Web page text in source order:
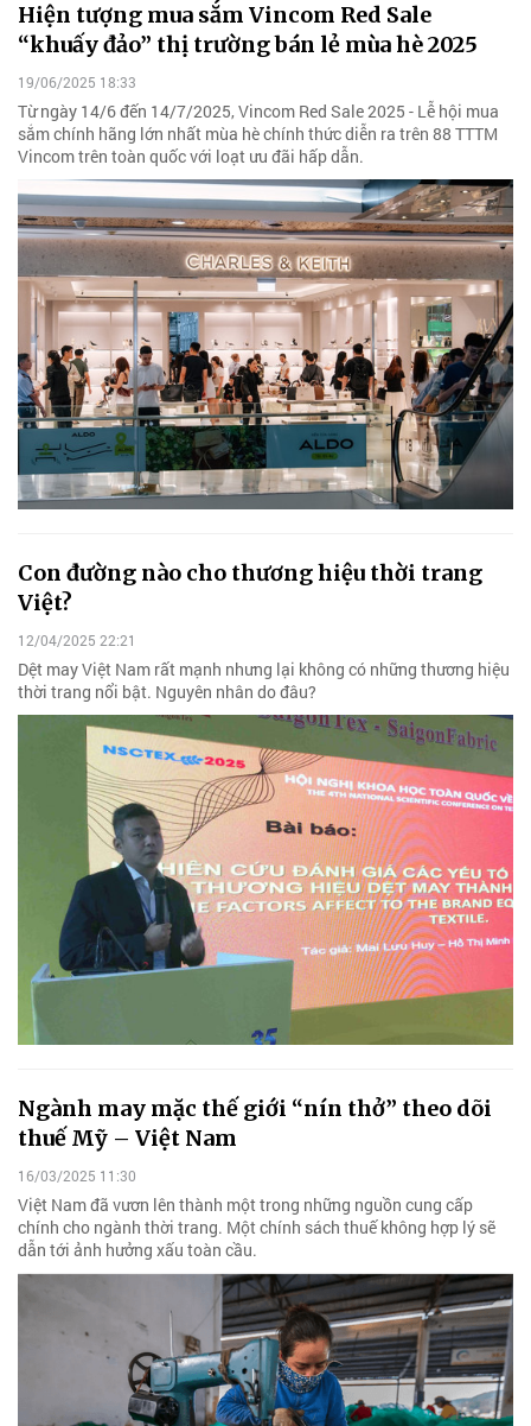
Hiện tượng mua sắm Vincom Red Sale
“khuấy đảo” thị trường bán lẻ mùa hè 2025
19/06/2025 18:33
Từ ngày 14/6 đến 14/7/2025, Vincom Red Sale 2025 - Lễ hội mua
sắm chính hãng lớn nhất mùa hè chính thức diễn ra trên 88 TTTM
Vincom trên toàn quốc với loạt ưu đãi hấp dẫn.
Con đường nào cho thương hiệu thời trang
Việt?
12/04/2025 22:21
Dệt may Việt Nam rất mạnh nhưng lại không có những thương hiệu
thời trang nổi bật. Nguyên nhân do đâu?
Ngành may mặc thế giới “nín thở” theo dõi
thuế Mỹ – Việt Nam
16/03/2025 11:30
Việt Nam đã vươn lên thành một trong những nguồn cung cấp
chính cho ngành thời trang. Một chính sách thuế không hợp lý sẽ
dẫn tới ảnh hưởng xấu toàn cầu.